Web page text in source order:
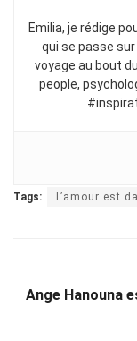
Emilia, je rédige
qui se passe
voyage au bout
people,
Tags: L’amour est
Ange Hanouna